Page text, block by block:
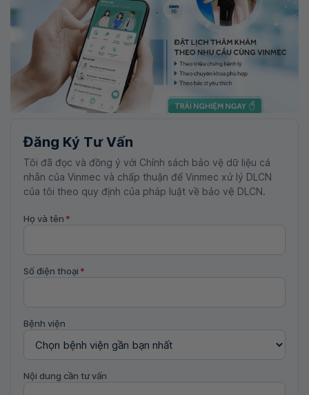
Đăng Ký Tư Vấn
Tôi đã đọc và đồng ý với Chính sách bảo vệ dữ liệu cá
nhân của Vinmec và chấp thuận để Vinmec xử lý DLCN
của tôi theo quy định của pháp luật về bảo vệ DLCN.
Họ và tên *
Số điện thoại *
Bệnh viện
Nội dung cần tư vấn